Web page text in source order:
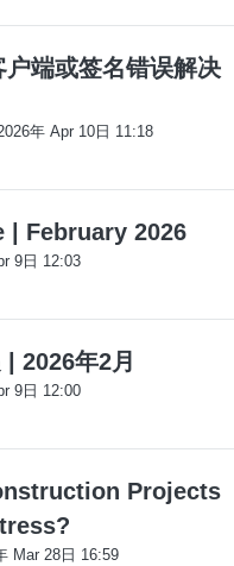
端或签名错误解决
年 Apr 10日 11:18
| February 2026
9日 12:03
2026年2月
9日 12:00
Projects
Mar 28日 16:59